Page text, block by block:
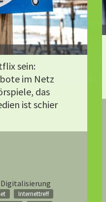
sein:
im Netz
das
ist schier
Internettreff